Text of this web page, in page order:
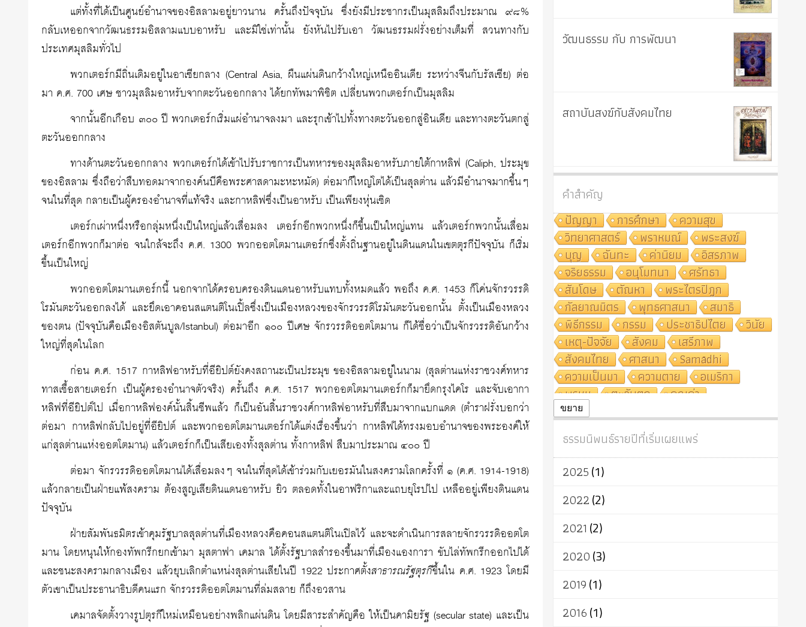
แต่ทั้งที่ได้เป็นศูนย์อำนาจของอิสลามอยู่ยาวนาน ครั้นถึงปัจจุบัน ซึ่งยังมีประชากรเป็นมุสลิมถึงประมาณ ๙๘%
กลับเหออกจากวัฒนธรรมอิสลามแบบอาหรับ และมิใช่เท่านั้น ยังหันไปรับเอา วัฒนธรรมฝรั่งอย่างเต็มที่ สวนทางกับ
ประเทศมุสลิมทั่วไป
พวกเตอร์กมีถิ่นเดิมอยู่ในอาเซียกลาง (Central Asia, ผืนแผ่นดินกว้างใหญ่เหนืออินเดีย ระหว่างจีนกับรัสเซีย) ต่อ
มา ค.ศ. 700 เศษ ชาวมุสลิมอาหรับจากตะวันออกกลาง ได้ยกทัพมาพิชิต เปลี่ยนพวกเตอร์กเป็นมุสลิม
จากนั้นอีกเกือบ ๓๐๐ ปี พวกเตอร์กเริ่มแผ่อำนาจลงมา และรุกเข้าไปทั้งทางตะวันออกสู่อินเดีย และทางตะวันตกสู่
ตะวันออกกลาง
ทางด้านตะวันออกกลาง พวกเตอร์กได้เข้าไปรับราชการเป็นทหารของมุสลิมอาหรับภายใต้กาหลิฟ (Caliph, ประมุข
ของอิสลาม ซึ่งถือว่าสืบทอดมาจากองค์นบีคือพระศาสดามะหะหมัด) ต่อมาก็ใหญ่โตได้เป็นสุลต่าน แล้วมีอำนาจมากขึ้นๆ
จนในที่สุด กลายเป็นผู้ครองอำนาจที่แท้จริง และกาหลิฟซึ่งเป็นอาหรับ เป็นเพียงหุ่นเชิด
เตอร์กเผ่าหนึ่งหรือกลุ่มหนึ่งเป็นใหญ่แล้วเสื่อมลง เตอร์กอีกพวกหนึ่งก็ขึ้นเป็นใหญ่แทน แล้วเตอร์กพวกนั้นเสื่อม
เตอร์กอีกพวกก็มาต่อ จนใกล้จะถึง ค.ศ. 1300 พวกออตโตมานเตอร์กซึ่งตั้งถิ่นฐานอยู่ในดินแดนในเขตตุรกีปัจจุบัน ก็เริ่ม
ขึ้นเป็นใหญ่
พวกออตโตมานเตอร์กนี้ นอกจากได้ครอบครองดินแดนอาหรับแทบทั้งหมดแล้ว พอถึง ค.ศ. 1453 ก็โค่นจักรวรรดิ
โรมันตะวันออกลงได้ และยึดเอาคอนสแตนติโนเปิ้ลซึ่งเป็นเมืองหลวงของจักรวรรดิโรมันตะวันออกนั้น ตั้งเป็นเมืองหลวง
ของตน (ปัจจุบันคือเมืองอิสตันบูล/Istanbul) ต่อมาอีก ๑๐๐ ปีเศษ จักรวรรดิออตโตมาน ก็ได้ชื่อว่าเป็นจักรวรรดิอันกว้าง
ใหญ่ที่สุดในโลก
ก่อน ค.ศ. 1517 กาหลิฟอาหรับที่อียิปต์ยังคงสถานะเป็นประมุข ของอิสลามอยู่ในนาม (สุลต่านแห่งราชวงศ์ทหาร
ทาสเชื้อสายเตอร์ก เป็นผู้ครองอำนาจตัวจริง) ครั้นถึง ค.ศ. 1517 พวกออตโตมานเตอร์กก็มายึดกรุงไคโร และจับเอากา
หลิฟที่อียิปต์ไป เมื่อกาหลิฟองค์นั้นสิ้นชีพแล้ว ก็เป็นอันสิ้นราชวงศ์กาหลิฟอาหรับที่สืบมาจากแบกแดด (ตำราฝรั่งบอกว่า
ต่อมา กาหลิฟกลับไปอยู่ที่อียิปต์ และพวกออตโตมานเตอร์กได้แต่งเรื่องขึ้นว่า กาหลิฟได้ทรงมอบอำนาจของพระองค์ให้
แก่สุลต่านแห่งออตโตมาน) แล้วเตอร์กก็เป็นเสียเองทั้งสุลต่าน ทั้งกาหลิฟ สืบมาประมาณ ๔๐๐ ปี
ต่อมา จักรวรรดิออตโตมานได้เสื่อมลงๆ จนในที่สุดได้เข้าร่วมกับเยอรมันในสงครามโลกครั้งที่ ๑ (ค.ศ. 1914-1918)
แล้วกลายเป็นฝ่ายแพ้สงคราม ต้องสูญเสียดินแดนอาหรับ ยิว ตลอดทั้งในอาฟริกาและแถบยุโรปไป เหลืออยู่เพียงดินแดน
ปัจจุบัน
ฝ่ายสัมพันธมิตรเข้าคุมรัฐบาลสุลต่านที่เมืองหลวงคือคอนสแตนติโนเปิลไว้ และจะดำเนินการสลายจักรวรรดิออตโต
มาน โดยหนุนให้กองทัพกรีกยกเข้ามา มุสตาฟา เคมาล ได้ตั้งรัฐบาลสำรองขึ้นมาที่เมืองแองการา ขับไล่ทัพกรีกออกไปได้
และชนะสงครามกลางเมือง แล้วยุบเลิกตำแหน่งสุลต่านเสียในปี 1922 ประกาศตั้งสาธารณรัฐตุรกีขึ้นใน ค.ศ. 1923 โดยมี
ตัวเขาเป็นประธานาธิบดีคนแรก จักรวรรดิออตโตมานที่ล่มสลาย ก็ถึงอวสาน
เคมาลจัดตั้งวางรูปตุรกีใหม่เหมือนอย่างพลิกแผ่นดิน โดยมีสาระสำคัญคือ ให้เป็นคามิยรัฐ (secular state) และเป็น
วัฒนธรรม กับ การพัฒนา
สถาบันสงฆ์กับสังคมไทย
คำสำคัญ
ปัญญา
การศึกษา
ความสุข
วิทยาศาสตร์
พราหมณ์
พระสงฆ์
บุญ
ฉันทะ ค่านิยม
อิสรภาพ
จริยธรรม
อนุโมทนา
ศรัทธา
สันโดษ
ตัณหา
พระไตรปิฎก
กัลยาณมิตร
พุทธศาสนา
สมาธิ
พิธีกรรม
กรรม ประชาธิปไตย
วินัย
เหตุ-ปัจจัย
สังคม
เสรีภาพ
สังคมไทย
ศาสนา
Samādhi
ความเป็นมา
ความตาย
อเมริกา
พรหม
ตะวันตก
คุณค่า
ปฏิจจสมุปบาท
ศาสนาประจำชาติ
ผู้บริโภค
ธรรมาธิปไตย
การแยกรัฐกับศาสนา
ธรรมชาติ
เทคโนโลยี
พุทธบริษัท
วัฒนธรรม
ขยาย
ธรรมนิพนธ์รายปีที่เริ่มเผยแพร่
2025(1)
2022(2)
2021 (2)
2020(3)
2019(1)
2016(1)